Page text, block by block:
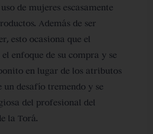
de mujeres escasamente
Además de ser
esto ocasiona que el
enfoque de su compra y se
en lugar de los atributos
un desafío tremendo y se
del profesional del
la Torá.